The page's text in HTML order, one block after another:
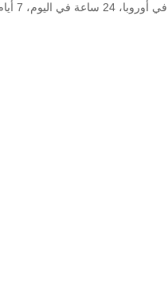
في أوروبا، 24 ساعة في اليوم، 7 أيام في الأسبوع